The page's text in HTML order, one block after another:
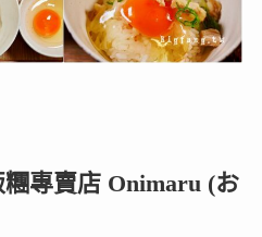
專賣店 Onimaru (お